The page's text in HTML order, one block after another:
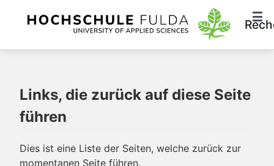
Links, die zurück auf diese Seite
führen
Dies ist eine Liste der Seiten, welche zurück zur
momentanen Seite führen.